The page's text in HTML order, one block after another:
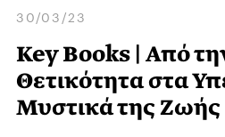
30/03/23
Key Books | Από
Θετικότητα στα
Μυστικά της Ζωής